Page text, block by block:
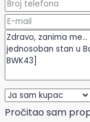
Pročitao sam